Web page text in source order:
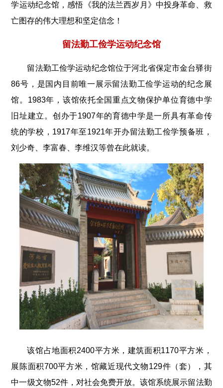
学运动纪念馆，感悟《我的法兰西岁月》中投身革命、救
亡图存的伟大理想和坚定信念！
留法勤工俭学运动纪念馆
留法勤工俭学运动纪念馆位于河北省保定市金台驿街
86号，是国内目前唯一展示留法勤工俭学运动的纪念展
馆。1983年，该馆依托全国重点文物保护单位育德中学
旧址建立。创办于1907年的育德中学是一所具有革命传
统的学校，1917年至1921年开办留法勤工俭学预备班，
刘少奇、李富春、李维汉等曾在此就读。
该馆占地面积2400平方米，建筑面积1170平方米，
展陈面积700平方米，馆藏近现代文物129件（套），其
中一级文物52件，对社会免费开放。该馆系统展示留法勤